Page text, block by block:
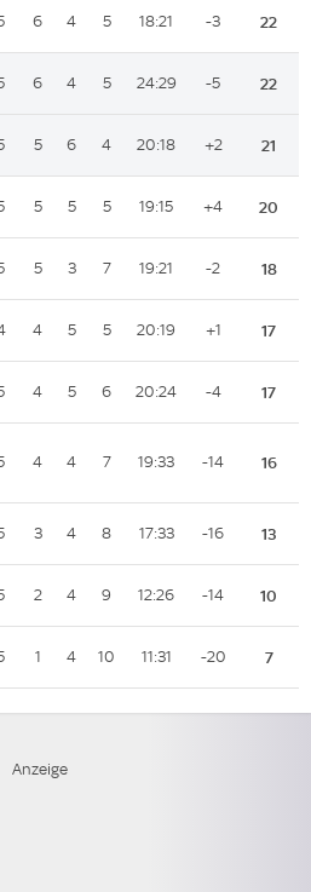
6 4 5 18:21 -3 22
6 4 5 24:29 -5 22
5 6 4 20:18 +2 21
5 5 5 19:15 +4 20
5 3 7 19:21 -2 18
4 5 5 20:19 +1 17
4 5 6 20:24 -4 17
4 4 7 19:33 -14 16
3 4 8 17:33 -16 13
2 4 9 12:26 -14 10
1 4 10 11:31 -20 7